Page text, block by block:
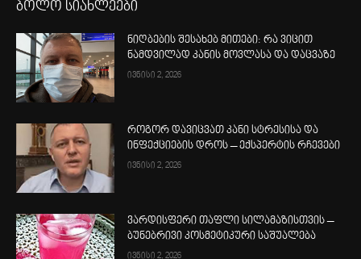
ბოლო სიახლეები
ნიღბების შესახებ მითები: რა ვიცით
ნამდვილად კანის მოვლასა და დაცვაზე
ივნისი 2, 2026
როგორ დავიცვათ კანი სტრესისა და
ინფექციების დროს – ექსპერტის რჩევები
ივნისი 2, 2026
ვარდისფერი თაფლი სილამაზისთვის –
ბუნებრივი კოსმეტიკური საშუალება
ივნისი 2, 2026